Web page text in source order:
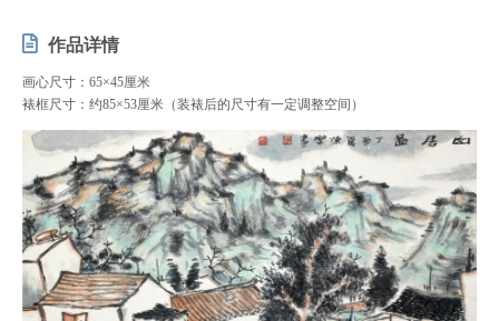
作品详情
画心尺寸：65×45厘米
裱框尺寸：约85×53厘米（装裱后的尺寸有一定调整空间）